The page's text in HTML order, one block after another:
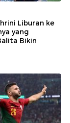
Liburan ke
yang
Bikin